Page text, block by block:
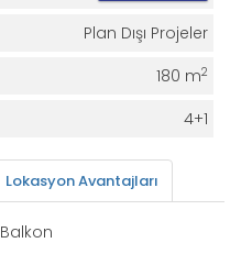
Plan Dışı Projeler
180 m2
4+1
Lokasyon Avantajları
Balkon